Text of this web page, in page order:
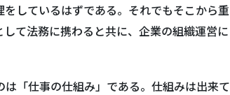
しているはずである。それでもそこから重
て法務に携わると共に、企業の組織運営に
は「仕事の仕組み」である。仕組みは出来て